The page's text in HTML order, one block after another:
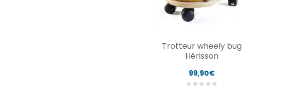
Trotteur wheely bug
Hérisson
99,90€
★ ★ ★ ★ ★